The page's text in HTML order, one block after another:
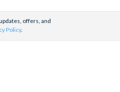
offers, and
Policy.